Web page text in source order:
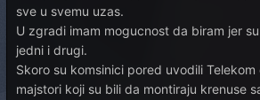
sve u svemu uzas.
U zgradi imam mogucnost da biram jer
jedni i drugi.
Skoro su komsinici pored uvodili
majstori koji su bili da montiraju krenuse